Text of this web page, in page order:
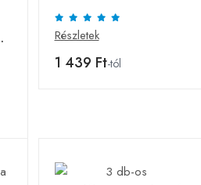
készlet - Metaltex
Részletek
1 439 Ft-tól